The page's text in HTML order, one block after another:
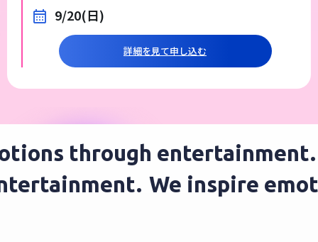
9/20(日)
詳細を見て申し込む
through entertainment.
entertainment. We inspire